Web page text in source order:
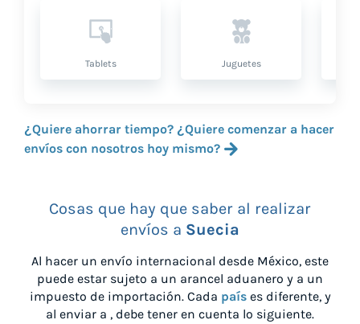
Tablets Juguetes
¿Quiere ahorrar tiempo? ¿Quiere comenzar a hacer
envíos con nosotros hoy mismo?
Cosas que hay que saber al realizar
envíos a Suecia
Al hacer un envío internacional desde México, este
puede estar sujeto a un arancel aduanero y a un
impuesto de importación. Cada países diferente, y
al enviar a , debe tener en cuenta lo siguiente.